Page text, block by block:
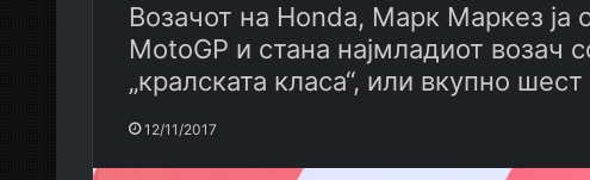
Возачот на Honda, Марк Маркез ја
MotoGP и стана најмладиот возач
„кралската класа“, или вкупно
12/11/2017